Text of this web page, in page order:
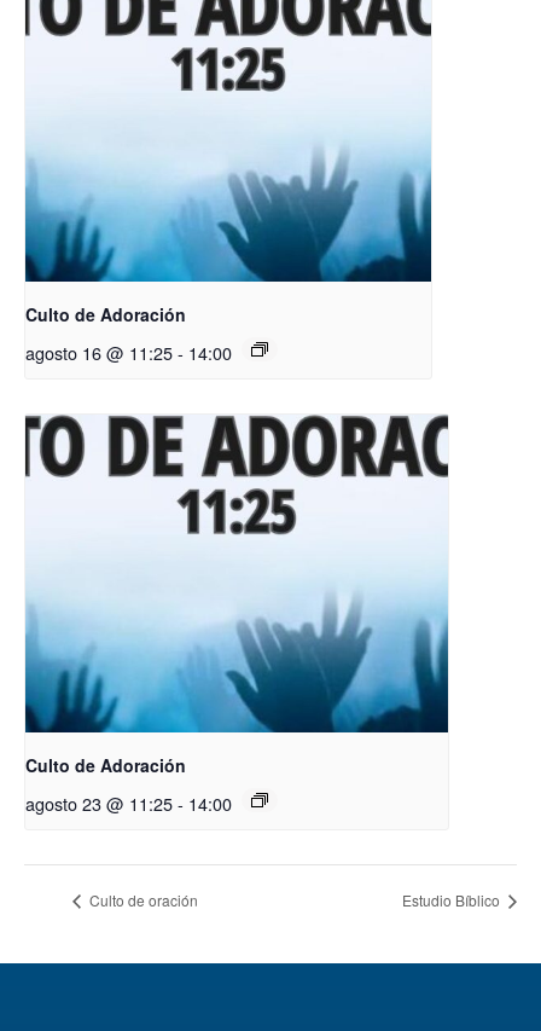
Culto de Adoración
agosto 16 @ 11:25- 14:00
Culto de Adoración
agosto 23 @ 11:25- 14:00
Culto de oración Estudio Bíblico